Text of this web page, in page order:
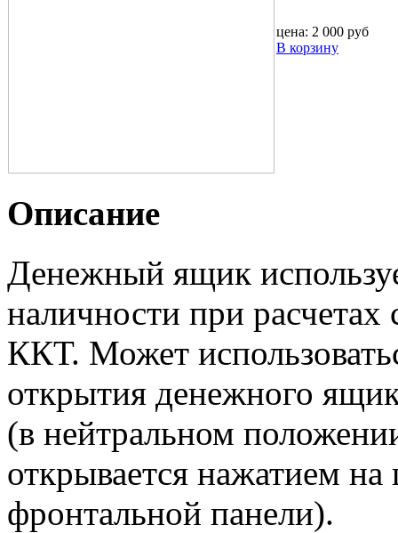
цена: 2 000 руб
В корзину
Описание
Денежный ящик
наличности при
ККТ. Может
открытия денежного
(в нейтральном
открывается нажатием
фронтальной панели).